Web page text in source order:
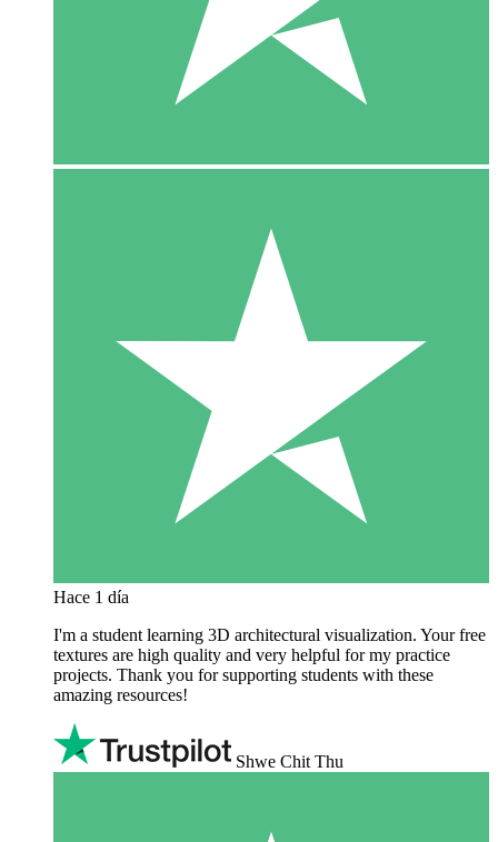
Hace 1 día
I'm a student learning 3D architectural visualization. Your free
textures are high quality and very helpful for my practice
projects. Thank you for supporting students with these
amazing resources!
Shwe Chit Thu